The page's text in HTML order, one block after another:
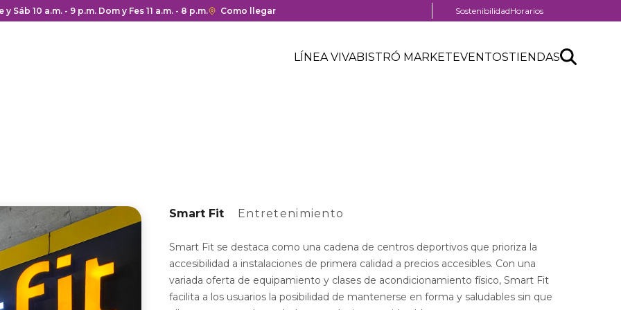
y cierre del centro comercial.
Sáb 10 a.m. - 9 p.m. Dom y Fes 11 a.m. - 8 p.m.Enlace
Como llegar
Menú
SostenibilidadHorarios
Header
Menú
LÍNEA VIVABISTRÓ MARKETEVENTOSTIENDASSearch
Buscar
Smart Fit Entretenimiento
Smart Fit se destaca como una cadena de centros deportivos que prioriza la
accesibilidad a instalaciones de primera calidad a precios accesibles. Con una
variada oferta de equipamiento y clases de acondicionamiento físico, Smart Fit
facilita a los usuarios la posibilidad de mantenerse en forma y saludables sin que